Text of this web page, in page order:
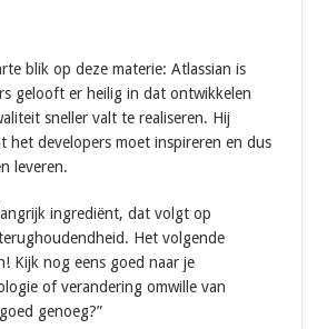
blik op deze materie: Atlassian is
gelooft er heilig in dat ontwikkelen
sneller valt te realiseren. Hij
developers moet inspireren en dus
leveren.
ingrediënt, dat volgt op
Het volgende
Kijk nog eens goed naar je
of verandering omwille van
genoeg?”